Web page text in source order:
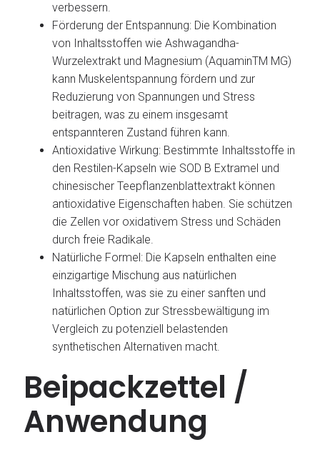
verbessern.
Förderung der Entspannung: Die Kombination
von Inhaltsstoffen wie Ashwagandha-
Wurzelextrakt und Magnesium (AquaminTM MG)
kann Muskelentspannung fördern und zur
Reduzierung von Spannungen und Stress
beitragen, was zu einem insgesamt
entspannteren Zustand führen kann.
Antioxidative Wirkung: Bestimmte Inhaltsstoffe in
den Restilen-Kapseln wie SOD B Extramel und
chinesischer Teepflanzenblattextrakt können
antioxidative Eigenschaften haben. Sie schützen
die Zellen vor oxidativem Stress und Schäden
durch freie Radikale.
Natürliche Formel: Die Kapseln enthalten eine
einzigartige Mischung aus natürlichen
Inhaltsstoffen, was sie zu einer sanften und
natürlichen Option zur Stressbewältigung im
Vergleich zu potenziell belastenden
synthetischen Alternativen macht.
Beipackzettel /
Anwendung